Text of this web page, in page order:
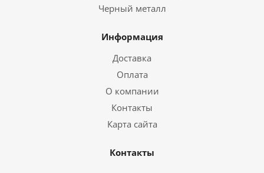
Черный металл
Информация
Доставка
Оплата
О компании
Контакты
Карта сайта
Контакты